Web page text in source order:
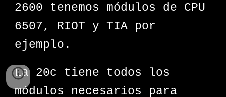
2600 tenemos módulos de CPU
6507, RIOT y TIA por
ejemplo.
La 20c tiene todos los
módulos necesarios para